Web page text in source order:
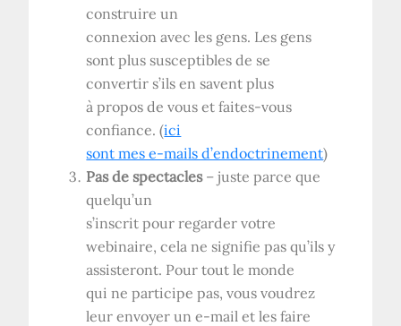
construire un
connexion avec les gens. Les gens
sont plus susceptibles de se
convertir s’ils en savent plus
à propos de vous et faites-vous
confiance. (ici
sont mes e-mails d’endoctrinement)
Pas de spectacles– juste parce que
quelqu’un
s’inscrit pour regarder votre
webinaire, cela ne signifie pas qu’ils y
assisteront. Pour tout le monde
qui ne participe pas, vous voudrez
leur envoyer un e-mail et les faire